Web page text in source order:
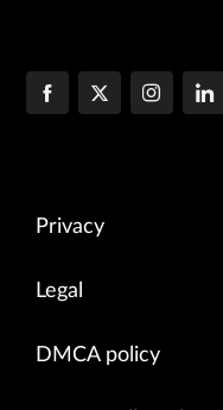
Privacy
Legal
DMCA policy